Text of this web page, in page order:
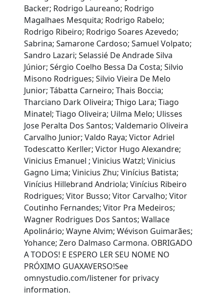
Backer; Rodrigo Laureano; Rodrigo
Magalhaes Mesquita; Rodrigo Rabelo;
Rodrigo Ribeiro; Rodrigo Soares Azevedo;
Sabrina; Samarone Cardoso; Samuel Volpato;
Sandro Lazari; Selassié De Andrade Silva
Júnior; Sérgio Coelho Bessa Da Costa; Silvio
Misono Rodrigues; Silvio Vieira De Melo
Junior; Tábatta Carneiro; Thais Boccia;
Tharciano Dark Oliveira; Thigo Lara; Tiago
Minatel; Tiago Oliveira; Uilma Melo; Ulisses
Jose Peralta Dos Santos; Valdemario Oliveira
Carvalho Junior; Valdo Raya; Victor Adriel
Todescatto Kerller; Victor Hugo Alexandre;
Vinicius Emanuel ; Vinicius Watzl; Vinicius
Gagno Lima; Vinicius Zhu; Vinícius Batista;
Vinícius Hillebrand Andriola; Vinícius Ribeiro
Rodrigues; Vitor Busso; Vitor Carvalho; Vitor
Coutinho Fernandes; Vitor Pra Medeiros;
Wagner Rodrigues Dos Santos; Wallace
Apolinário; Wayne Alvim; Wévison Guimarães;
Yohance; Zero Dalmaso Carmona. OBRIGADO
A TODOS! E ESPERO LER SEU NOME NO
PRÓXIMO GUAXAVERSO!See
omnystudio.com/listener for privacy
information.